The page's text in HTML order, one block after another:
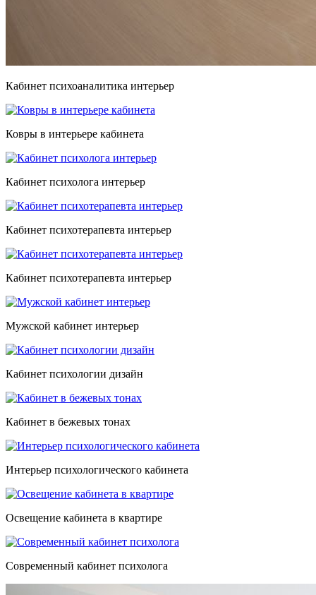
Кабинет психоаналитика интерьер
Ковры в интерьере кабинета
Кабинет психолога интерьер
Кабинет психотерапевта интерьер
Кабинет психотерапевта интерьер
Мужской кабинет интерьер
Кабинет психологии дизайн
Кабинет в бежевых тонах
Интерьер психологического кабинета
Освещение кабинета в квартире
Современный кабинет психолога